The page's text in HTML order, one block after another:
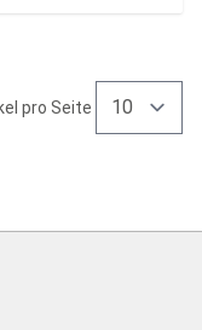
pro Seite